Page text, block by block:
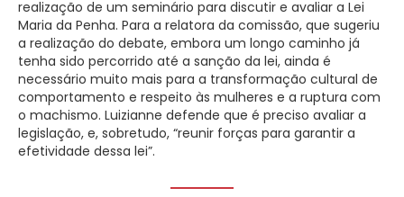
realização de um seminário para discutir e avaliar a Lei
Maria da Penha. Para a relatora da comissão, que sugeriu
a realização do debate, embora um longo caminho já
tenha sido percorrido até a sanção da lei, ainda é
necessário muito mais para a transformação cultural de
comportamento e respeito às mulheres e a ruptura com
o machismo. Luizianne defende que é preciso avaliar a
legislação, e, sobretudo, “reunir forças para garantir a
efetividade dessa lei”.